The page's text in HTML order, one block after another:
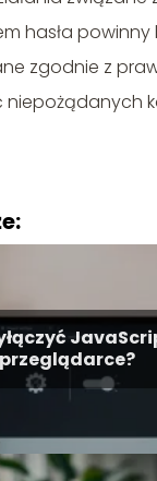
hasła powinny
zgodnie z
przeglądarce?